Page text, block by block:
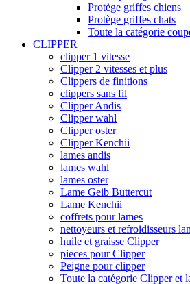
Protège griffes chiens
Protège griffes chats
Toute la catégorie
CLIPPER
clipper 1 vitesse
Clipper 2 vitesses et plus
Clippers de finitions
clippers sans fil
Clipper Andis
Clipper wahl
Clipper oster
Clipper Kenchii
lames andis
lames wahl
lames oster
Lame Geib Buttercut
Lame Kenchii
coffrets pour lames
nettoyeurs et refroidisseurs
huile et graisse Clipper
pieces pour Clipper
Peigne pour clipper
Toute la catégorie Clipper et